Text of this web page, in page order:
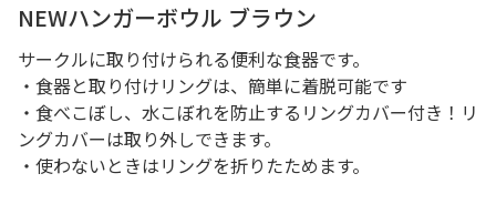
NEWハンガーボウル ブラウン
サークルに取り付けられる便利な食器です。
・食器と取り付けリングは、簡単に着脱可能です
・食べこぼし、水こぼれを防止するリングカバー付き！リ
ングカバーは取り外しできます。
・使わないときはリングを折りたためます。